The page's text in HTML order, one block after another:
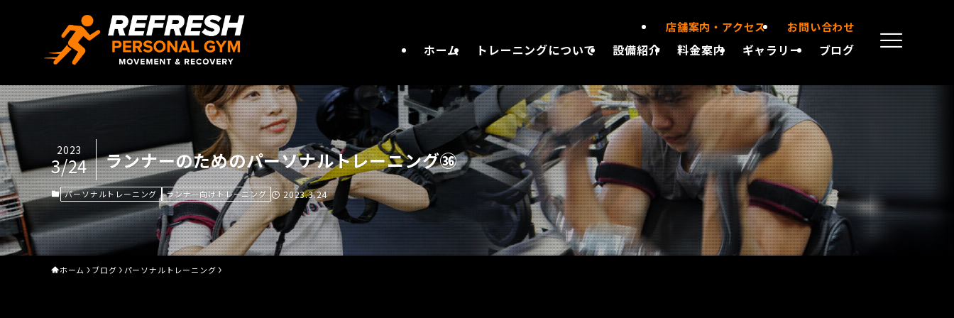
ホーム トレーニングについて 設備紹介 料金案内 ギャラリー ブログ
店舗案内・アクセス お問い合わせ
ランナーのためのパーソナルトレーニング㊱
2023
3/24
パーソナルトレーニング ランナー向けトレーニング 2023.3.24
ホーム ブログ パーソナルトレーニング